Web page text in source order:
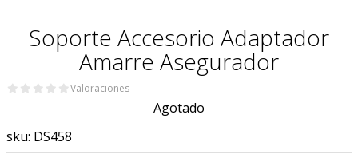
Soporte Accesorio Adaptador
Amarre Asegurador
Valoraciones
Agotado
sku: DS458